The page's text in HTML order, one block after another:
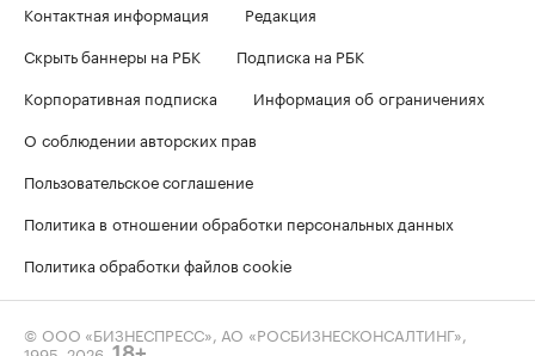
Контактная информация
Редакция
Скрыть баннеры на РБК
Подписка на РБК
Корпоративная подписка
Информация об ограничениях
О соблюдении авторских прав
Пользовательское соглашение
Политика в отношении обработки персональных данных
Политика обработки файлов cookie
© ООО «БИЗНЕСПРЕСС», АО «РОСБИЗНЕСКОНСАЛТИНГ»,